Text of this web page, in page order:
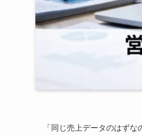
「同じ売上データのはず